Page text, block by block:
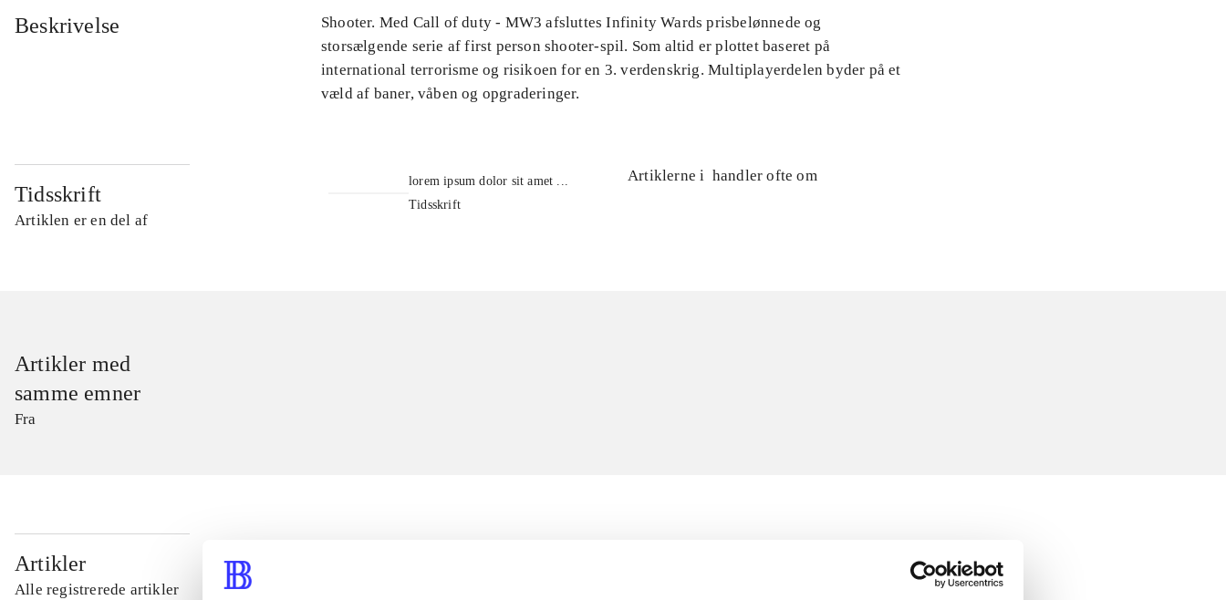
Beskrivelse
Shooter. Med Call of duty - MW3 afsluttes Infinity Wards prisbelønnede og
storsælgende serie af first person shooter-spil. Som altid er plottet baseret på
international terrorisme og risikoen for en 3. verdenskrig. Multiplayerdelen byder på et
væld af baner, våben og opgraderinger.
Tidsskrift
Artiklen er en del af
lorem ipsum dolor sit amet ...
Tidsskrift
Artiklerne i handler ofte om
Artikler med
samme emner
Fra
Artikler
Alle registrerede artikler